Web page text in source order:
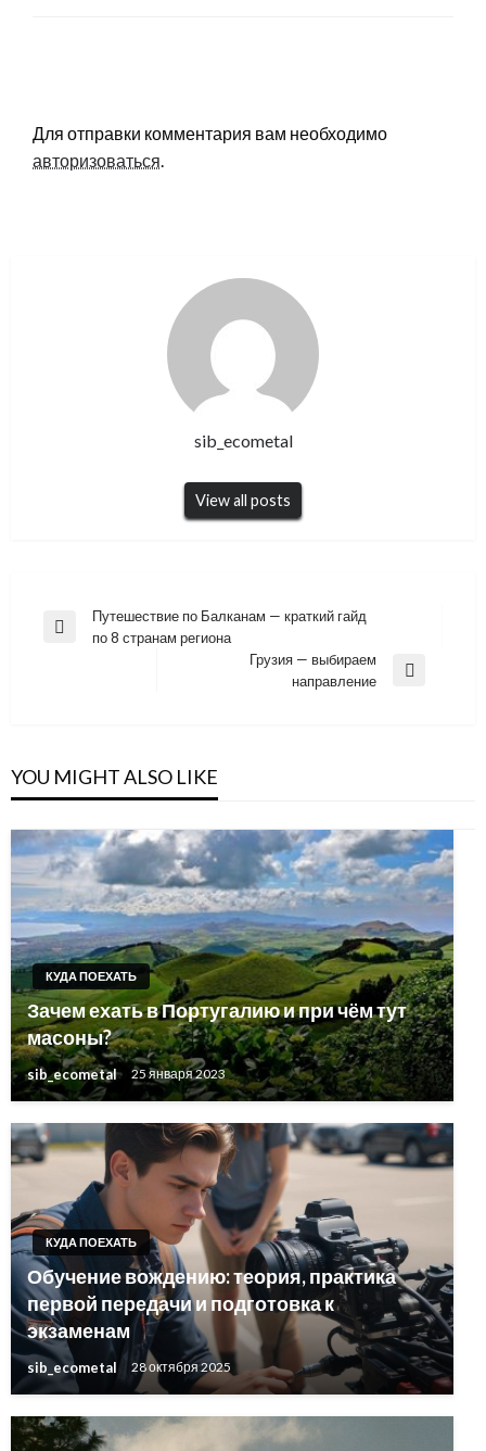
Для отправки комментария вам необходимо
авторизоваться.
sib_ecometal
View all posts
Навигация
Previous
Путешествие по Балканам — краткий гайд
по 8 странам региона
Грузия — выбираем
направление
YOU MIGHT ALSO LIKE
КУДА ПОЕХАТЬ
Зачем ехать в Португалию и при чём тут
масоны?
sib_ecometal 25 января 2023
КУДА ПОЕХАТЬ
Обучение вождению: теория, практика
первой передачи и подготовка к
экзаменам
sib_ecometal 28 октября 2025